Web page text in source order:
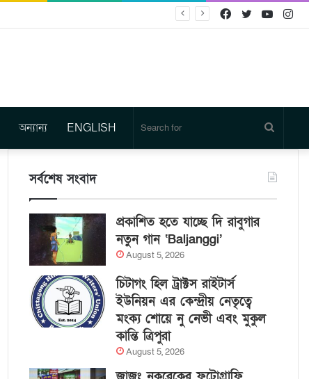
Twitter
Facebook
অন্যান্য ENGLISH
for
সর্বশেষ সংবাদ
প্রকাশিত হতে যাচ্ছে দি রাবুগার
নতুন গান ‘Baljanggi’
August 5, 2026
চিটাগং হিল ট্রাক্টস রাইটার্স
ইউনিয়ন এর কেন্দ্রীয় নেতৃত্বে
মংক্য শোয়ে নু নেভী এবং মুকুল
কান্তি ত্রিপুরা
August 5, 2026